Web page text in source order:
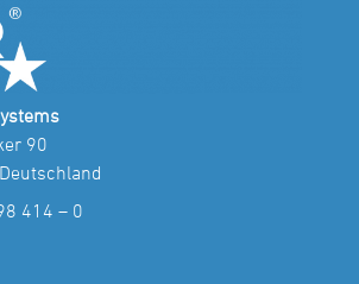
90
414 – 0